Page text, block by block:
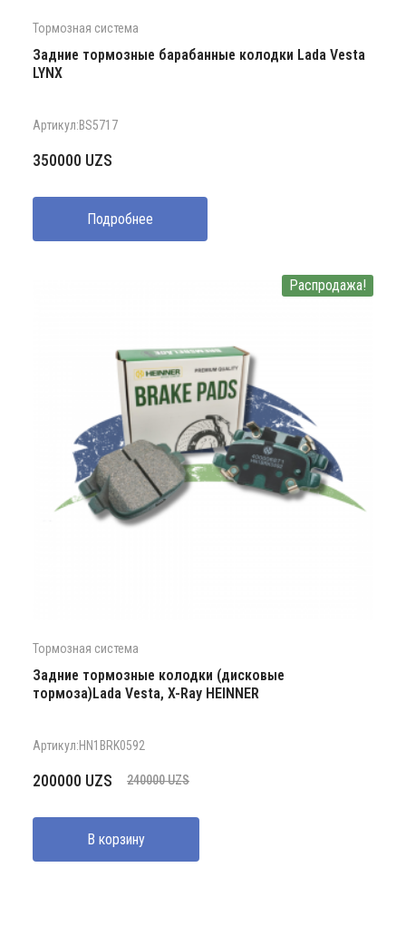
Тормозная система
Задние тормозные барабанные колодки Lada Vesta
LYNX
Артикул:BS5717
350000 UZS
Подробнее
Распродажа!
Тормозная система
Задние тормозные колодки (дисковые
тормоза)Lada Vesta, X-Ray HEINNER
Артикул:HN1BRK0592
240000UZS
Первоначальная
составляла
240000 UZS.
200000 UZS
Текущая
200000 UZS.
В корзину